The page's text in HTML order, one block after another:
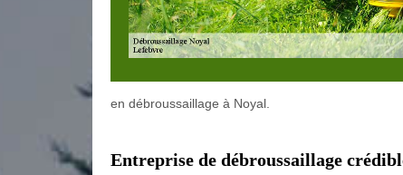
en débroussaillage à Noyal.
Entreprise de débroussaillage